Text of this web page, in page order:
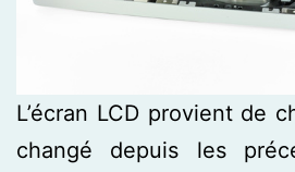
L’écran LCD provient de
changé depuis les